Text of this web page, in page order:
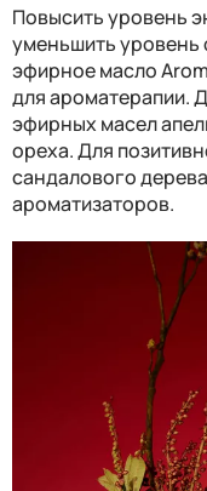
Повысить уровень
уменьшить уровень
эфирное масло
для ароматерапии.
эфирных масел
ореха. Для
сандалового
ароматизаторов.